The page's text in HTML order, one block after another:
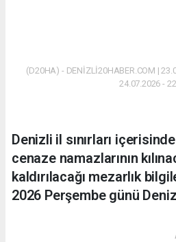
(D20HA) - DENİZLİ20HABER.COM |
24.07.2026 -
Denizli il sınırları
cenaze namazlarının
kaldırılacağı mezarlık
2026 Perşembe günü